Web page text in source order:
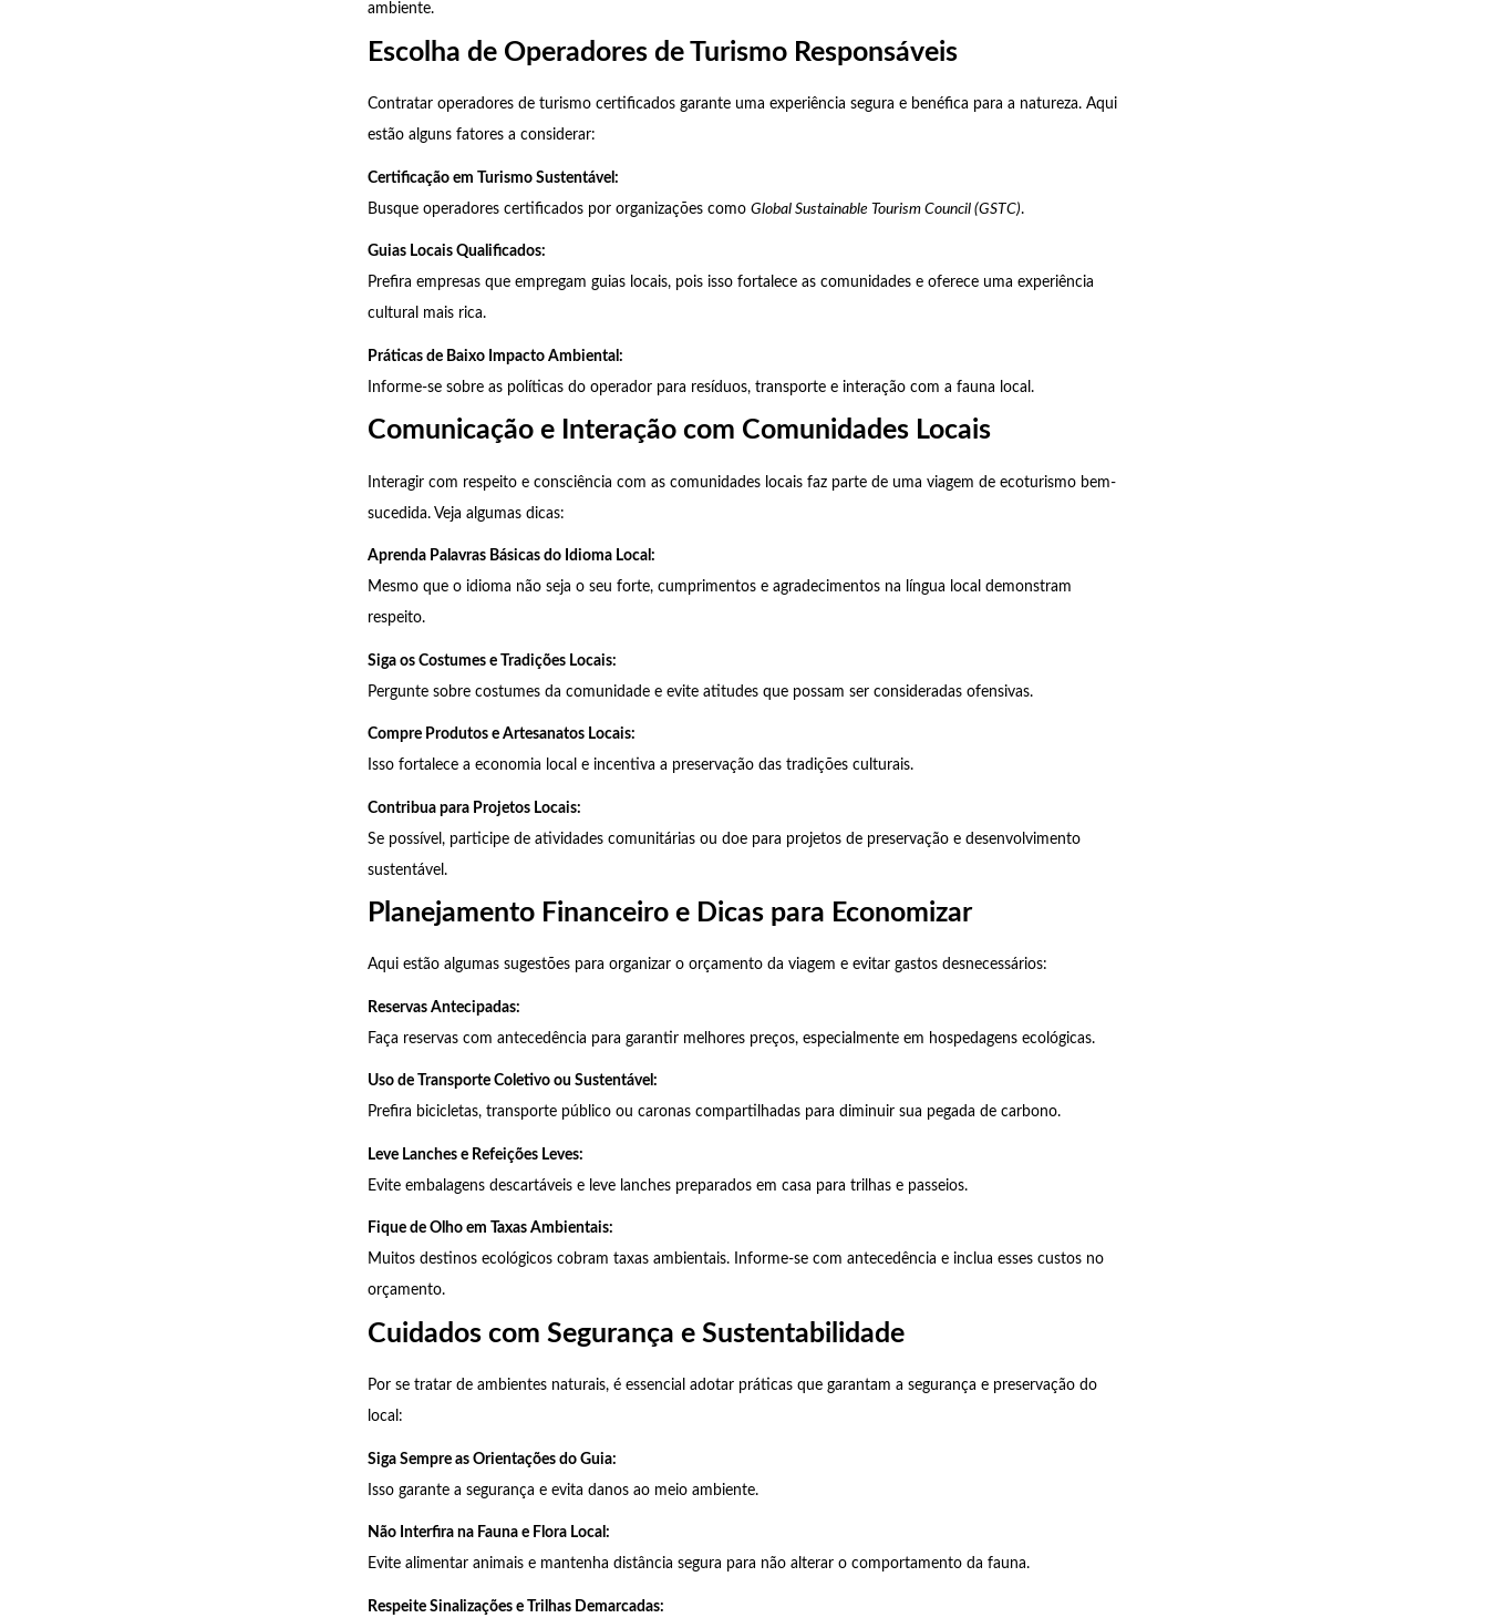
ambiente.
Escolha de Operadores de Turismo Responsáveis
Contratar operadores de turismo certificados garante uma experiência segura e benéfica para a natureza. Aqui
estão alguns fatores a considerar:
Certificação em Turismo Sustentável:
Busque operadores certificados por organizações comoGlobal Sustainable Tourism Council (GSTC).
Guias Locais Qualificados:
Prefira empresas que empregam guias locais, pois isso fortalece as comunidades e oferece uma experiência
cultural mais rica.
Práticas de Baixo Impacto Ambiental:
Informe-se sobre as políticas do operador para resíduos, transporte e interação com a fauna local.
Comunicação e Interação com Comunidades Locais
Interagir com respeito e consciência com as comunidades locais faz parte de uma viagem de ecoturismo bem-
sucedida. Veja algumas dicas:
Aprenda Palavras Básicas do Idioma Local:
Mesmo que o idioma não seja o seu forte, cumprimentos e agradecimentos na língua local demonstram
respeito.
Siga os Costumes e Tradições Locais:
Pergunte sobre costumes da comunidade e evite atitudes que possam ser consideradas ofensivas.
Compre Produtos e Artesanatos Locais:
Isso fortalece a economia local e incentiva a preservação das tradições culturais.
Contribua para Projetos Locais:
Se possível, participe de atividades comunitárias ou doe para projetos de preservação e desenvolvimento
sustentável.
Planejamento Financeiro e Dicas para Economizar
Aqui estão algumas sugestões para organizar o orçamento da viagem e evitar gastos desnecessários:
Reservas Antecipadas:
Faça reservas com antecedência para garantir melhores preços, especialmente em hospedagens ecológicas.
Uso de Transporte Coletivo ou Sustentável:
Prefira bicicletas, transporte público ou caronas compartilhadas para diminuir sua pegada de carbono.
Leve Lanches e Refeições Leves:
Evite embalagens descartáveis e leve lanches preparados em casa para trilhas e passeios.
Fique de Olho em Taxas Ambientais:
Muitos destinos ecológicos cobram taxas ambientais. Informe-se com antecedência e inclua esses custos no
orçamento.
Cuidados com Segurança e Sustentabilidade
Por se tratar de ambientes naturais, é essencial adotar práticas que garantam a segurança e preservação do
local:
Siga Sempre as Orientações do Guia:
Isso garante a segurança e evita danos ao meio ambiente.
Não Interfira na Fauna e Flora Local:
Evite alimentar animais e mantenha distância segura para não alterar o comportamento da fauna.
Respeite Sinalizações e Trilhas Demarcadas: